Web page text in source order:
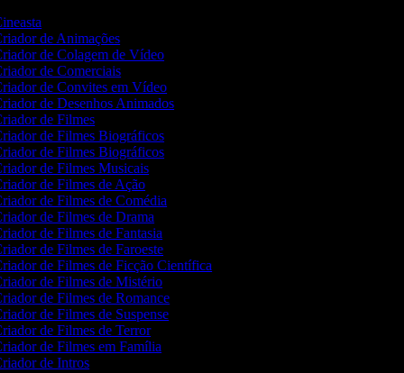
de Animações
de Colagem de Vídeo
de Comerciais
de Convites em Vídeo
de Desenhos Animados
de Filmes
de Filmes Biográficos
de Filmes Biográficos
de Filmes Musicais
de Filmes de Ação
de Filmes de Comédia
de Filmes de Drama
de Filmes de Fantasia
de Filmes de Faroeste
de Filmes de Ficção Científica
de Filmes de Mistério
de Filmes de Romance
de Filmes de Suspense
de Filmes de Terror
de Filmes em Família
de Intros